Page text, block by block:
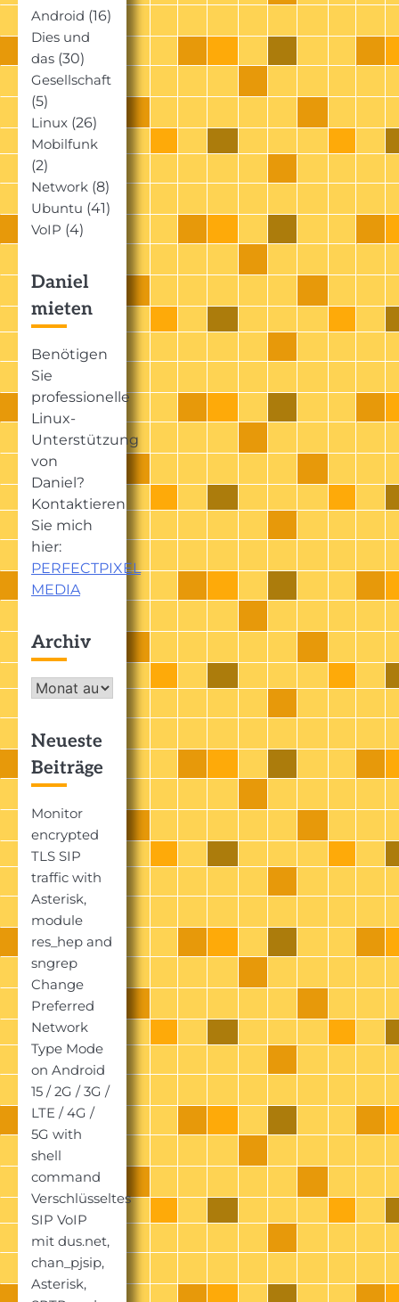
Android (16)
Dies und
das (30)
Gesellschaft
(5)
Linux (26)
Mobilfunk
(2)
Network (8)
Ubuntu (41)
VoIP (4)
Daniel
mieten
Benötigen
Sie
professionelle
Linux-
Unterstützung
von
Daniel?
Kontaktieren
Sie mich
hier:
PERFECTPIXEL
MEDIA
Archiv
Archiv
Neueste
Beiträge
Monitor
encrypted
TLS SIP
traffic with
Asterisk,
module
res_hep and
sngrep
Change
Preferred
Network
Type Mode
on Android
15 / 2G / 3G /
LTE / 4G /
5G with
shell
command
Verschlüsseltes
SIP VoIP
mit dus.net,
chan_pjsip,
Asterisk,